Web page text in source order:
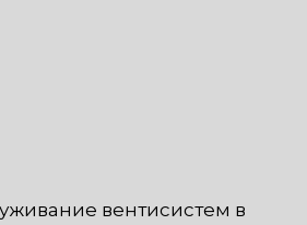
вентисистем в